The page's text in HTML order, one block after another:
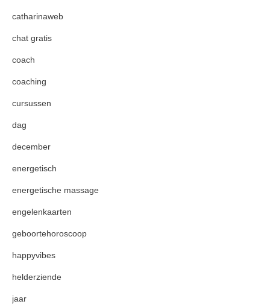
catharinaweb
chat gratis
coach
coaching
cursussen
dag
december
energetisch
energetische massage
engelenkaarten
geboortehoroscoop
happyvibes
helderziende
jaar